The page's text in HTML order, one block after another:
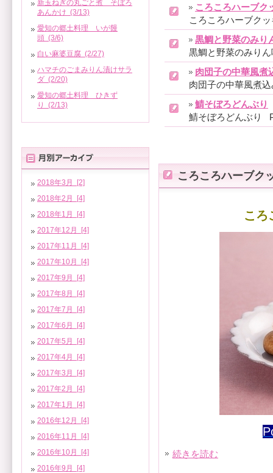
ころころハーブク
ころころハーブク
黒鯛と野菜のみり
黒鯛と野菜のみり
肉団子の中華風煮
肉団子の中華風煮
鯖そぼろどんぶり
鯖そぼろどんぶり
ころころハーブク
ころ
続きを読む
新玉ねぎの丸ごと煮 そぼろ
あんかけ (3/13)
愛知の郷土料理 いが饅
頭 (3/6)
白い麻婆豆腐 (2/27)
ハマチのごまみりん漬けサラ
ダ (2/20)
愛知の郷土料理 ひきず
り (2/13)
2018年3月 [2]
2018年2月 [4]
2018年1月 [4]
2017年12月 [4]
2017年11月 [4]
2017年10月 [4]
2017年9月 [4]
2017年8月 [4]
2017年7月 [4]
2017年6月 [4]
2017年5月 [4]
2017年4月 [4]
2017年3月 [4]
2017年2月 [4]
2017年1月 [4]
2016年12月 [4]
2016年11月 [4]
2016年10月 [4]
2016年9月 [4]